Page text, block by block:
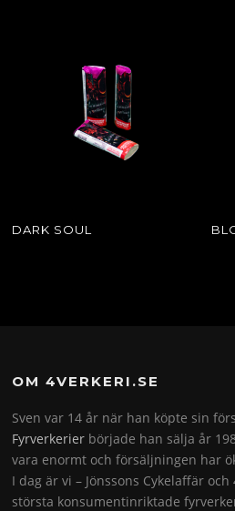
DARK SOUL
OM 4VERKERI.SE
Sven var 14 år när han köpte sin
Fyrverkerier började han sälja år
vara enormt och försäljningen har
I dag är vi – Jönssons Cykelaffär
största konsumentinriktade